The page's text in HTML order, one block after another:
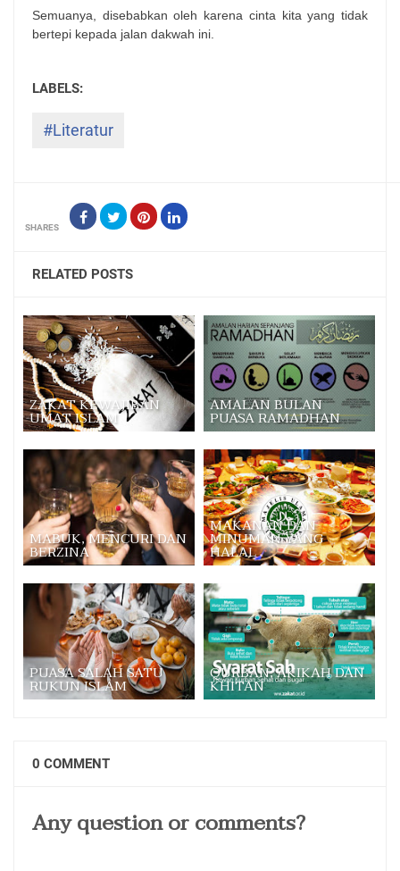
Semuanya, disebabkan oleh karena cinta kita yang tidak
bertepi kepada jalan dakwah ini.
#Literatur
SHARES
RELATED POSTS
ZAKAT KEWAJIBAN
UMAT ISLAM
AMALAN BULAN
PUASA RAMADHAN
MABUK, MENCURI DAN
BERZINA
MAKANAN DAN
MINUMAN YANG
HALAL
PUASA SALAH SATU
RUKUN ISLAM
QURBAN, AKIKAH DAN
KHITAN
0 COMMENT